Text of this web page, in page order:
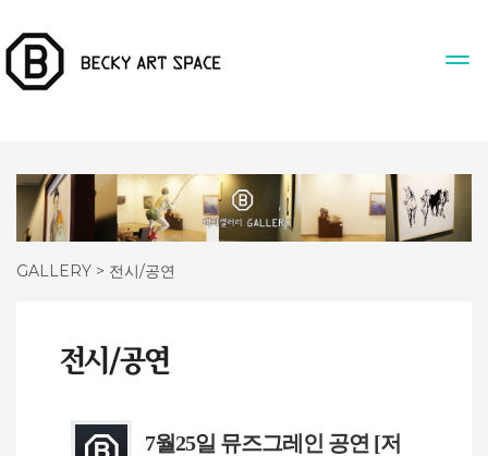
GALLERY > 전시/공연
7월25일 뮤즈그레인 공연 [저